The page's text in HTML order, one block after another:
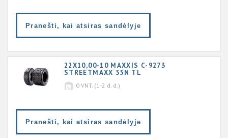
Pranešti, kai atsiras sandėlyje
22X10,00-10 MAXXIS C-9273
STREETMAXX 55N TL
0 VNT. (1-2 d. d.)
Pranešti, kai atsiras sandėlyje